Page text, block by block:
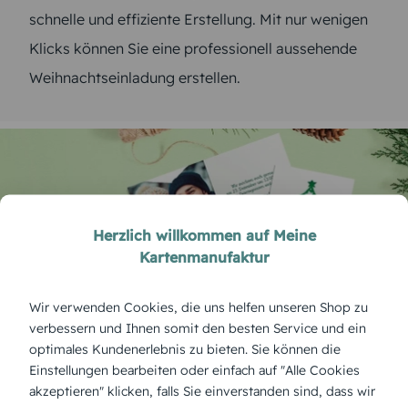
schnelle und effiziente Erstellung. Mit nur wenigen
Klicks können Sie eine professionell aussehende
Weihnachtseinladung erstellen.
Einladung zum Weihnachtsessen kann
jeder gestalten
Herzlich willkommen auf Meine
Kartenmanufaktur
Wir verwenden Cookies, die uns helfen unseren Shop zu
verbessern und Ihnen somit den besten Service und ein
optimales Kundenerlebnis zu bieten. Sie können die
Einstellungen bearbeiten oder einfach auf "Alle Cookies
akzeptieren" klicken, falls Sie einverstanden sind, dass wir